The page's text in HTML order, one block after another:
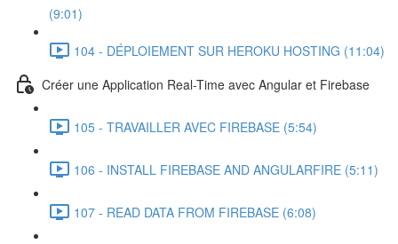
(9:01)
104 - DÉPLOIEMENT SUR HEROKU HOSTING (11:04)
Créer une Application Real-Time avec Angular et Firebase
105 - TRAVAILLER AVEC FIREBASE (5:54)
106 - INSTALL FIREBASE AND ANGULARFIRE (5:11)
107 - READ DATA FROM FIREBASE (6:08)